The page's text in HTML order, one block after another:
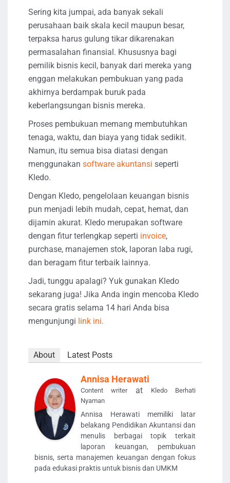
Sering kita jumpai, ada banyak sekali
perusahaan baik skala kecil maupun besar,
terpaksa harus gulung tikar dikarenakan
permasalahan finansial. Khususnya bagi
pemilik bisnis kecil, banyak dari mereka yang
enggan melakukan pembukuan yang pada
akhirnya berdampak buruk pada
keberlangsungan bisnis mereka.
Proses pembukuan memang membutuhkan
tenaga, waktu, dan biaya yang tidak sedikit.
Namun, itu semua bisa diatasi dengan
menggunakan software akuntansi seperti
Kledo.
Dengan Kledo, pengelolaan keuangan bisnis
pun menjadi lebih mudah, cepat, hemat, dan
dijamin akurat. Kledo merupakan software
dengan fitur terlengkap seperti invoice,
purchase, manajemen stok, laporan laba rugi,
dan beragam fitur terbaik lainnya.
Jadi, tunggu apalagi? Yuk gunakan Kledo
sekarang juga! Jika Anda ingin mencoba Kledo
secara gratis selama 14 hari Anda bisa
mengunjungi link ini.
About Latest Posts
Annisa Herawati
Content writerat
Kledo Berhati
Nyaman
Annisa Herawati memiliki latar
belakang Pendidikan Akuntansi dan
menulis berbagai topik terkait
laporan keuangan, pembukuan
bisnis, serta manajemen keuangan dengan fokus
pada edukasi praktis untuk bisnis dan UMKM